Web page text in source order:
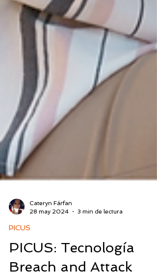
28 may 2024
PICUS
PICUS: Tecnología